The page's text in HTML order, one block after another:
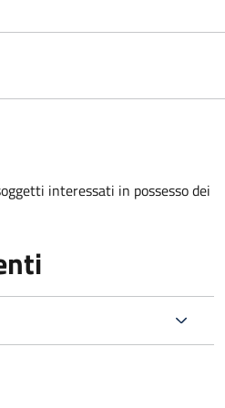
interessati in possesso dei